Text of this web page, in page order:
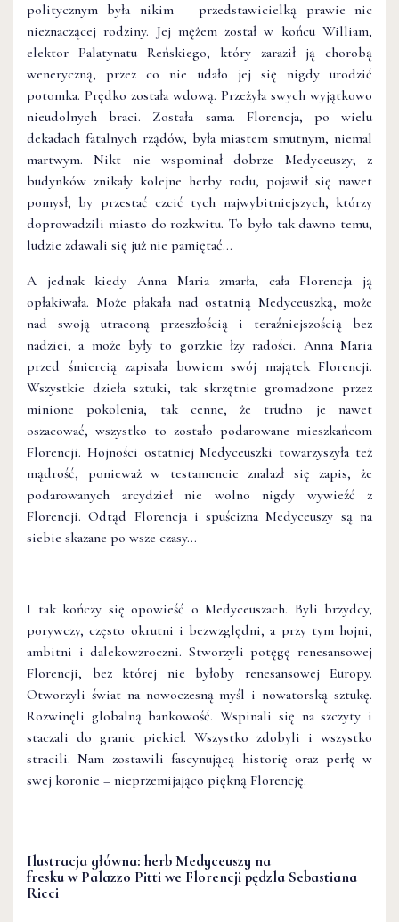
politycznym była nikim – przedstawicielką prawie nic
nieznaczącej rodziny. Jej mężem został w końcu William,
elektor Palatynatu Reńskiego, który zaraził ją chorobą
weneryczną, przez co nie udało jej się nigdy urodzić
potomka. Prędko została wdową. Przeżyła swych wyjątkowo
nieudolnych braci. Została sama. Florencja, po wielu
dekadach fatalnych rządów, była miastem smutnym, niemal
martwym. Nikt nie wspominał dobrze Medyceuszy; z
budynków znikały kolejne herby rodu, pojawił się nawet
pomysł, by przestać czcić tych najwybitniejszych, którzy
doprowadzili miasto do rozkwitu. To było tak dawno temu,
ludzie zdawali się już nie pamiętać…
A jednak kiedy Anna Maria zmarła, cała Florencja ją
opłakiwała. Może płakała nad ostatnią Medyceuszką, może
nad swoją utraconą przeszłością i teraźniejszością bez
nadziei, a może były to gorzkie łzy radości. Anna Maria
przed śmiercią zapisała bowiem swój majątek Florencji.
Wszystkie dzieła sztuki, tak skrzętnie gromadzone przez
minione pokolenia, tak cenne, że trudno je nawet
oszacować, wszystko to zostało podarowane mieszkańcom
Florencji. Hojności ostatniej Medyceuszki towarzyszyła też
mądrość, ponieważ w testamencie znalazł się zapis, że
podarowanych arcydzieł nie wolno nigdy wywieźć z
Florencji. Odtąd Florencja i spuścizna Medyceuszy są na
siebie skazane po wsze czasy…
I tak kończy się opowieść o Medyceuszach. Byli brzydcy,
porywczy, często okrutni i bezwzględni, a przy tym hojni,
ambitni i dalekowzroczni. Stworzyli potęgę renesansowej
Florencji, bez której nie byłoby renesansowej Europy.
Otworzyli świat na nowoczesną myśl i nowatorską sztukę.
Rozwinęli globalną bankowość. Wspinali się na szczyty i
staczali do granic piekieł. Wszystko zdobyli i wszystko
stracili. Nam zostawili fascynującą historię oraz perłę w
swej koronie – nieprzemijająco piękną Florencję.
Ilustracja główna: herb Medyceuszy na
fresku w Palazzo Pitti we Florencji pędzla Sebastiana
Ricci